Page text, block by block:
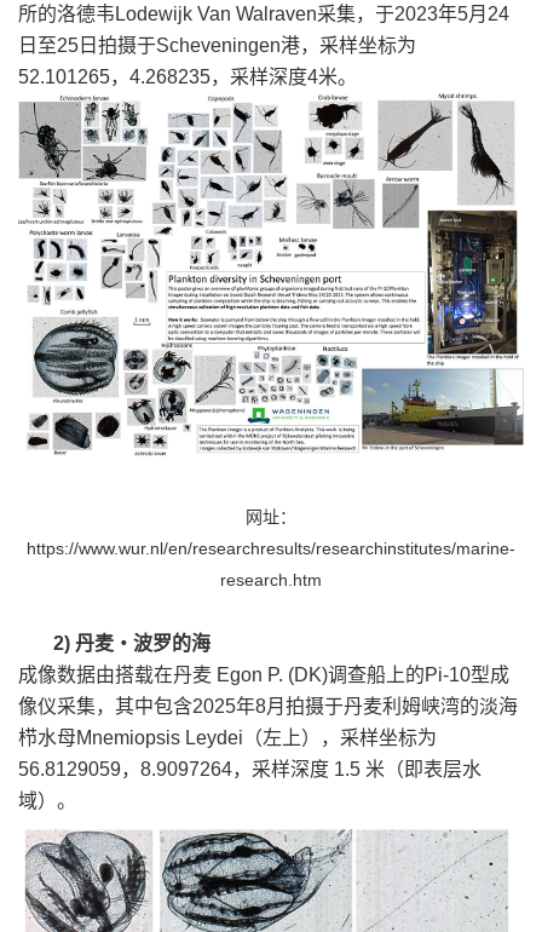
所的洛德韦Lodewijk Van Walraven采集，于2023年5月24
日至25日拍摄于Scheveningen港，采样坐标为
52.101265，4.268235，采样深度4米。
网址：
https://www.wur.nl/en/researchresults/researchinstitutes/marine-
research.htm
2) 丹麦 ・ 波罗的海
成像数据由搭载在丹麦 Egon P. (DK)调查船上的Pi-10型成
像仪采集，其中包含2025年8月拍摄于丹麦利姆峡湾的淡海
栉水母Mnemiopsis Leydei（左上），采样坐标为
56.8129059，8.9097264，采样深度 1.5 米（即表层水
域）。